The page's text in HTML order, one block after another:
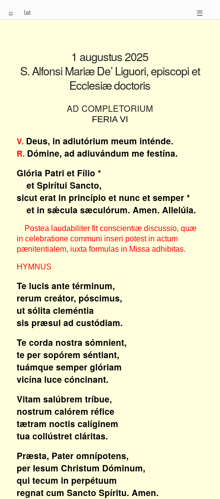
☼ lat ☰
1 augustus 2025
S. Alfonsi Mariæ De’ Liguori, episcopi et
Ecclesiæ doctoris
AD COMPLETORIUM
FERIA VI
V.Deus, in adiutórium meum inténde.
R.Dómine, ad adiuvándum me festína.
Glória Patri et Fílio *
et Spirítui Sancto,
sicut erat in princípio et nunc et semper *
et in sǽcula sæculórum. Amen. Allelúia.
Postea laudabiliter fit conscientiæ discussio, quæ
in celebratione communi inseri potest in actum
pænitentialem, iuxta formulas in Missa adhibitas.
HYMNUS
Te lucis ante términum,
rerum creátor, póscimus,
ut sólita cleméntia
sis præsul ad custódiam.
Te corda nostra sómnient,
te per sopórem séntiant,
tuámque semper glóriam
vicína luce cóncinant.
Vitam salúbrem tríbue,
nostrum calórem réfice
tætram noctis calíginem
tua collústret cláritas.
Præsta, Pater omnípotens,
per Iesum Christum Dóminum,
qui tecum in perpétuum
regnat cum Sancto Spíritu. Amen.